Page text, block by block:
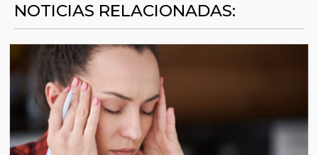
NOTICIAS RELACIONADAS: